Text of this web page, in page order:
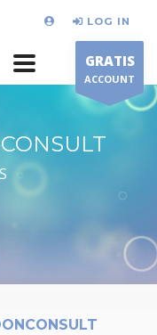
LOG IN
GRATIS
ACCOUNT